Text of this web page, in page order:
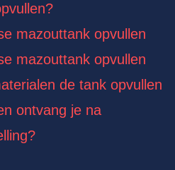
mazouttank opvullen
mazouttank opvullen
de tank opvullen
ontvang je na